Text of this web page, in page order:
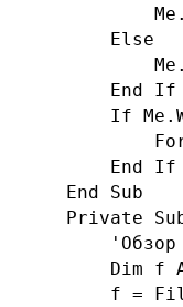
        Else
        End If
If
        End If
    End Sub
Private
'Обзор
Dim f
f =